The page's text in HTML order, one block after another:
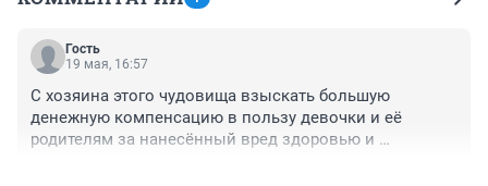
Гость
19 мая, 16:57
С хозяина этого чудовища взыскать большую
денежную компенсацию в пользу девочки и её
родителям за нанесённый вред здоровью и